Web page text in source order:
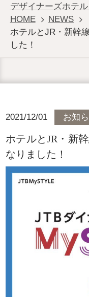
デザイナーズホテ
HOME
NEWS
ホテルとJR・新幹
した！
2021/12/01 お知
ホテルとJR・新
なりました！